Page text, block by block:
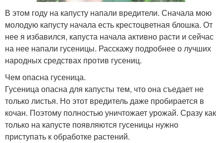
В этом году на капусту напали вредители. Сначала мою
молодую капусту начала есть крестоцветная блошка. От
нее я избавился, капуста начала активно расти и сейчас
на нее напали гусеницы. Расскажу подробнее о лучших
народных средствах против гусениц.
Чем опасна гусеница.
Гусеница опасна для капусты тем, что она съедает не
только листья. Но этот вредитель даже пробирается в
кочан. Поэтому полностью уничтожает урожай. Сразу как
только на капусте появляются гусеницы нужно
приступать к обработке растений.